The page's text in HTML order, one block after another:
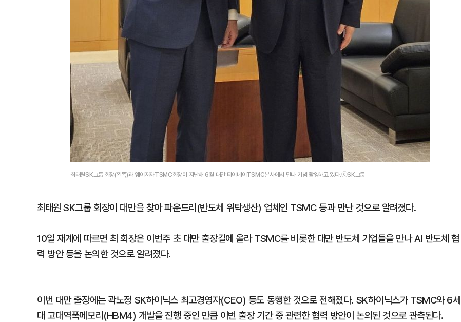
최태원SK그룹 회장(왼쪽)과 웨이저자TSMC회장이 지난해 6월 대만 타이베이TSMC본사에서 만나 기념 촬영하고 있다.ⓒSK그룹
최태원 SK그룹 회장이 대만을 찾아 파운드리(반도체 위탁생산) 업체인 TSMC 등과 만난 것으로 알려졌다.
10일 재계에 따르면 최 회장은 이번주 초 대만 출장길에 올라 TSMC를 비롯한 대만 반도체 기업들을 만나 AI 반도체 협
력 방안 등을 논의한 것으로 알려졌다.
이번 대만 출장에는 곽노정 SK하이닉스 최고경영자(CEO) 등도 동행한 것으로 전해졌다. SK하이닉스가 TSMC와 6세
대 고대역폭메모리(HBM4) 개발을 진행 중인 만큼 이번 출장 기간 중 관련한 협력 방안이 논의된 것으로 관측된다.